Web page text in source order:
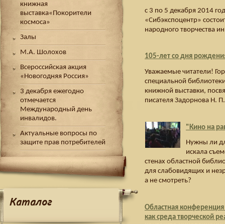
книжная
выставка«Покорители
космоса»
Залы
М.А. Шолохов
Всероссийская акция
«Новогодняя Россия»
3 декабря ежегодно
отмечается
Международный день
инвалидов.
Актуальные вопросы по
защите прав потребителей
Каталог
с 3 по 5 декабря 2014
«Сибэкспоцентр»
народного творчества
105-лет со дня
Уважаемые читатели!
специальной
книжной выставки,
писателя Задорнова Н.
"Кино на
Нужны ли
искала
стенах областной
для слабовидящих и
а не смотреть?
Областная
как среда творческой